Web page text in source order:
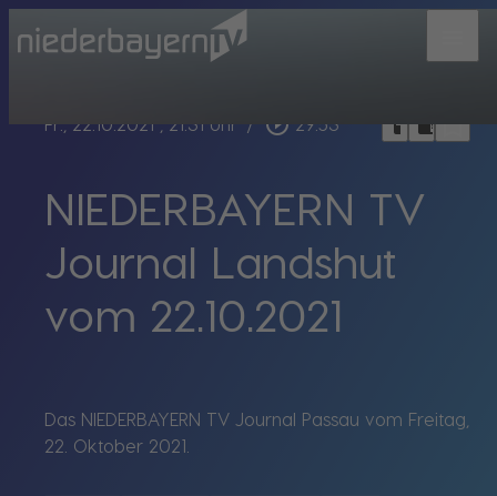
Fr., 22.10.2021 , 21:31 Uhr / play_circle_outline 29:53 headphoneschrome_reader_modebookmark_border
NIEDERBAYERN TV
Journal Landshut
vom 22.10.2021
Das NIEDERBAYERN TV Journal Passau vom Freitag,
22. Oktober 2021.